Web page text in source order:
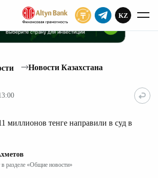
KZ
Новости Казахстана
миллионов тенге направили в суд в
разделе «Общие новости»